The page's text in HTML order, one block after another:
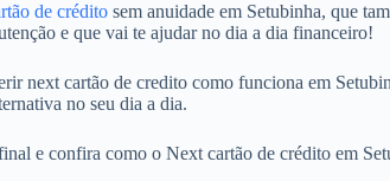
de crédito sem anuidade em Setubinha, que
e que vai te ajudar no dia a dia financeiro!
next cartão de credito como funciona em
no seu dia a dia.
e confira como o Next cartão de crédito em